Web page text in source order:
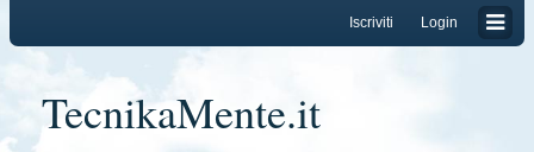
Login
Iscriviti
TecnikaMente.it